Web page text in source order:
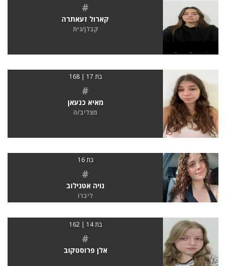
#
קארול זעאתרה
קבלן/נית
בת 17 | 168
#
מאיא כנעאן
מצליב/ה
בת 16
#
נויה אטנילוב
ליברו
בת 14 | 162
#
אלן פרוסטקוב